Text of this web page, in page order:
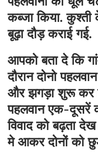
कब्जा किया.
बूढ़ा दौड़ कराई गई.
आपको बता दे कि
दौरान दोनो
और झगड़ा शुरू कर
पहलवान एक-दूसरें
विवाद को बढ़ता
मे आकर दोनों को